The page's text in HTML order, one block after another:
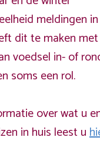
meldingen
dit te maken
voedsel in- of
soms een rol.
over wat u
in huis leest u